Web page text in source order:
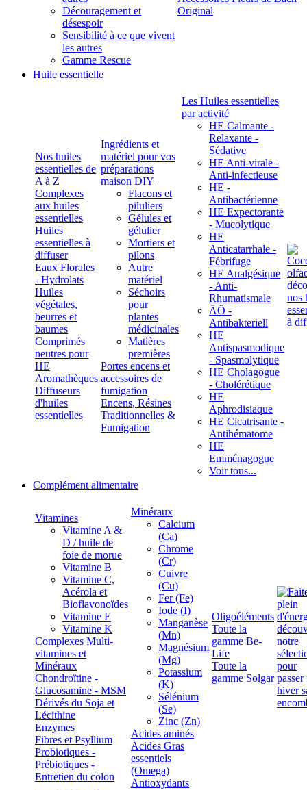
Découragement et
désespoir
Sensibilité à ce que vivent
les autres
Gamme Rescue
Original
Huile essentielle
Nos huiles
essentielles de
A à Z
Complexes
aux huiles
essentielles
Huiles
essentielles à
diffuser
Eaux Florales
- Hydrolats
Huiles
végétales,
beurres et
baumes
Comprimés
neutres pour
HE
Aromathèques
Diffuseurs
d'huiles
essentielles
Ingrédients et
matériel pour vos
préparations
maison DIY
Flacons et
piluliers
Gélules et
gélulier
Mortiers et
pilons
Autre
matériel
Séchoirs
pour
plantes
médicinales
Matières
premières
Portes encens et
accessoires de
fumigation
Encens, Résines
Traditionnelles &
Fumigation
Les Huiles essentielles
par activité
HE Calmante -
Relaxante -
Sédative
HE Anti-virale -
Anti-infectieuse
HE -
Antibactérienne
HE Expectorante
- Mucolytique
HE
Anticatarrhale -
Fébrifuge
HE Analgésique
- Anti-
Rhumatismale
ÄÖ -
Antibakteriell
HE
Antispasmodique
- Spasmolytique
HE Cholagogue
- Cholérétique
HE
Aphrodisiaque
HE Cicatrisante -
Antihématome
HE
Emménagogue
Voir tous...
Complément alimentaire
Vitamines
Vitamine A &
D / huile de
foie de morue
Vitamine B
Vitamine C,
Acérola et
Bioflavonoïdes
Vitamine E
Vitamine K
Complexes Multi-
vitamines et
Minéraux
Chondroïtine -
Glucosamine - MSM
Dérivés du Soja et
Lécithine
Enzymes
Fibres et Psyllium
Probiotiques -
Prébiotiques -
Entretien du colon
Minéraux
Calcium
(Ca)
Chrome
(Cr)
Cuivre
(Cu)
Fer (Fe)
Iode (I)
Manganèse
(Mn)
Magnésium
(Mg)
Potassium
(K)
Sélénium
(Se)
Zinc (Zn)
Acides aminés
Acides Gras
essentiels
(Omega)
Antioxydants
Oligoéléments
Toute la
gamme Be-
Life
Toute la
gamme Solgar